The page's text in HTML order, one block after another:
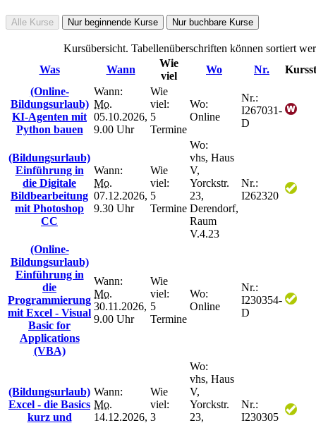
Alle Kurse Nur beginnende Kurse Nur buchbare Kurse
Kursübersicht. Tabellenüberschriften können sortiert
Was
Wann
Wie
viel
Wo Nr.
(Online-
Bildungsurlaub)
KI-Agenten mit
Python bauen
Wann:
Mo.
05.10.2026,
9.00 Uhr
Wie
viel:
5
Termine
Wo:
Online
Nr.:
I267031-
D
(Bildungsurlaub)
Einführung in
die Digitale
Bildbearbeitung
mit Photoshop
CC
Wann:
Mo.
07.12.2026,
9.30 Uhr
Wie
viel:
5
Termine
Wo:
vhs, Haus
V,
Yorckstr.
23,
Derendorf,
Raum
V.4.23
Nr.:
I262320
(Online-
Bildungsurlaub)
Einführung in
die
Programmierung
mit Excel - Visual
Basic for
Applications
(VBA)
Wann:
Mo.
30.11.2026,
9.00 Uhr
Wie
viel:
5
Termine
Wo:
Online
Nr.:
I230354-
D
(Bildungsurlaub)
Excel - die Basics
kurz und
Wann:
Mo.
14.12.2026,
Wie
viel:
3
Wo:
vhs, Haus
V,
Yorckstr.
23,
Nr.:
I230305